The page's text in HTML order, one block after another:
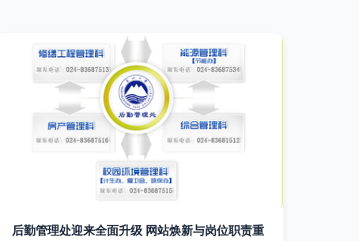
后勤管理处迎来全面升级 网站焕新与岗位职责重